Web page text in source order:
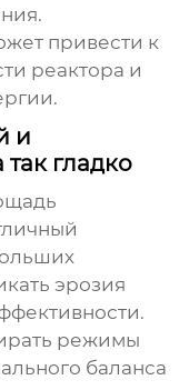
привести к
реактора и
и
гладко
эрозия
режимы
баланса